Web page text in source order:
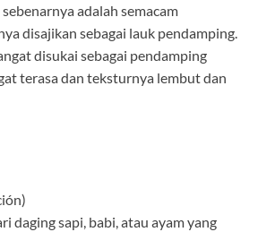
adalah semacam
disajikan sebagai lauk pendamping.
disukai sebagai pendamping
terasa dan teksturnya lembut dan
daging sapi, babi, atau ayam yang